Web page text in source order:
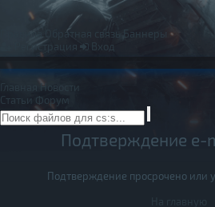
Обратная связь
Баннеры
Регистрация
Вход
Главная
Новости
Статьи Форум
Подтверждение e-
Подтверждение просрочено или